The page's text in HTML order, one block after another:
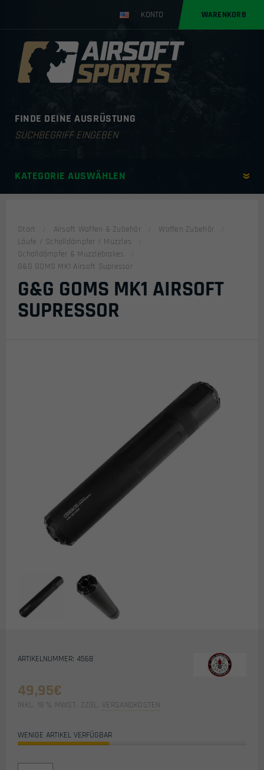
KONTO WARENKORB
FINDE DEINE AUSRÜSTUNG
Products
KATEGORIE AUSWÄHLEN
Start Airsoft Waffen & Zubehör
Waffen Zubehör
Läufe / Schalldämpfer / Muzzles
Schalldämpfer & Muzzlebrakes
G&G GOMS MK1 Airsoft Supressor
G&G GOMS MK1 AIRSOFT
SUPRESSOR
ARTIKELNUMMER: 4568
49,95€
INKL. 19 % MWST. ZZGL. VERSANDKOSTEN
WENIGE ARTIKEL VERFÜGBAR